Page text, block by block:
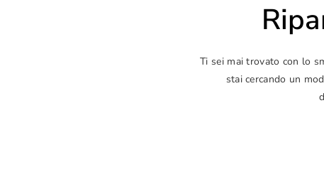
Ti sei mai trovato con lo
stai cercando un